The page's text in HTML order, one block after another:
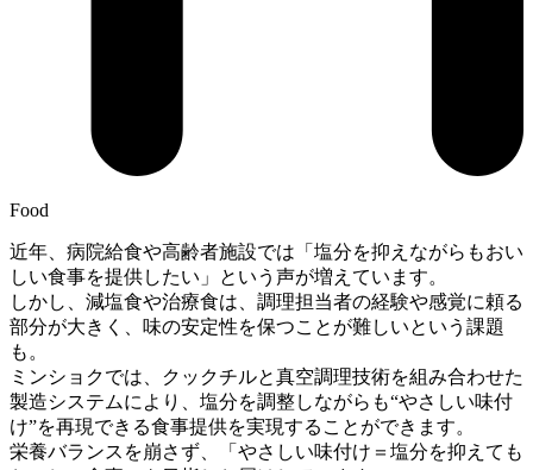
Food
近年、病院給食や高齢者施設では「塩分を抑えながらもおい
しい食事を提供したい」という声が増えています。
しかし、減塩食や治療食は、調理担当者の経験や感覚に頼る
部分が大きく、味の安定性を保つことが難しいという課題
も。
ミンショクでは、クックチルと真空調理技術を組み合わせた
製造システムにより、塩分を調整しながらも“やさしい味付
け”を再現できる食事提供を実現することができます。
栄養バランスを崩さず、「やさしい味付け＝塩分を抑えても